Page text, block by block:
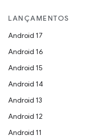
LANÇAMENTOS
Android 17
Android 16
Android 15
Android 14
Android 13
Android 12
Android 11